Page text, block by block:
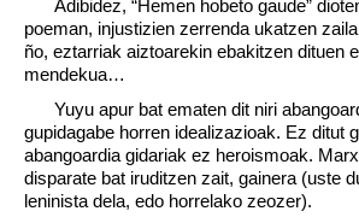
Adibidez, “Hemen hobeto gaude”
poeman, injustizien zerrenda ukatzen
ño, eztarriak aiztoarekin ebakitzen dituen
mendekua…
Yuyu apur bat ematen dit niri
gupidagabe horren idealizazioak. Ez ditut
abangoardia gidariak ez heroismoak.
disparate bat iruditzen zait, gainera (uste
leninista dela, edo horrelako zeozer).